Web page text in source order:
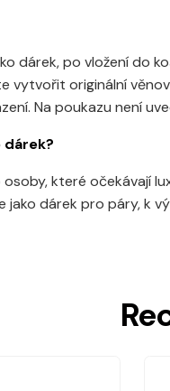
dárek, po vložení do
vytvořit originální
Na poukazu není
které očekávají
dárek pro páry, k